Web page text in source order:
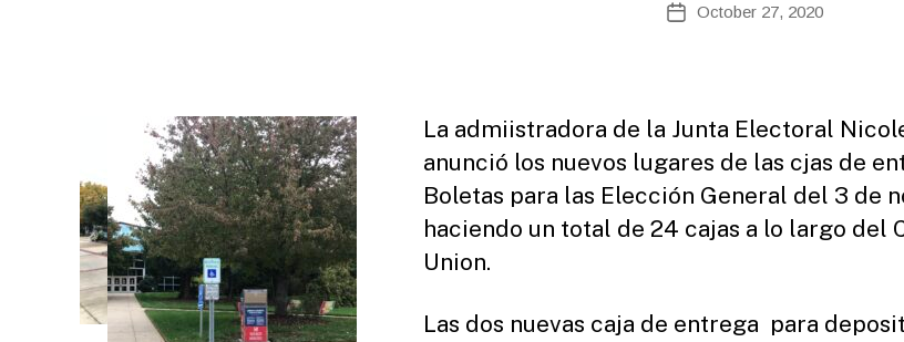
author
ra
r
PostOctober 27, 2020
La admiistradora de la Junta Electoral
anunció los nuevos lugares de las cjas de
Boletas para las Elección General del 3 de
haciendo un total de 24 cajas a lo largo del
Union.
Las dos nuevas caja de entrega para